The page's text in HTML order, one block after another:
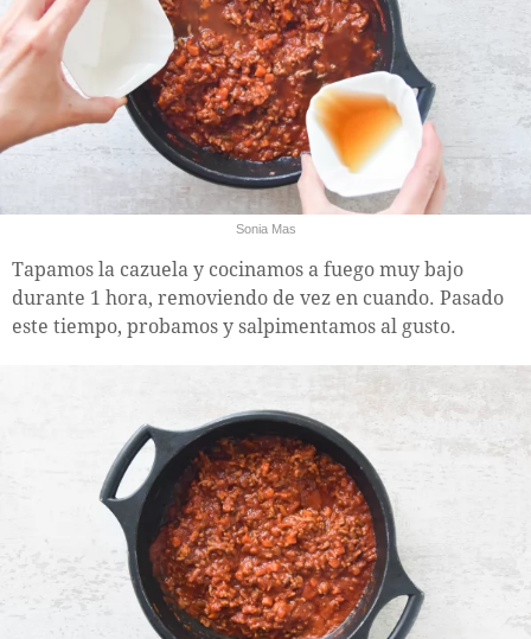
Sonia Mas
Tapamos la cazuela y cocinamos a fuego muy bajo
durante 1 hora, removiendo de vez en cuando. Pasado
este tiempo, probamos y salpimentamos al gusto.